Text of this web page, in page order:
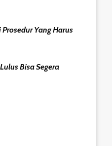
Yang Harus
Bisa Segera